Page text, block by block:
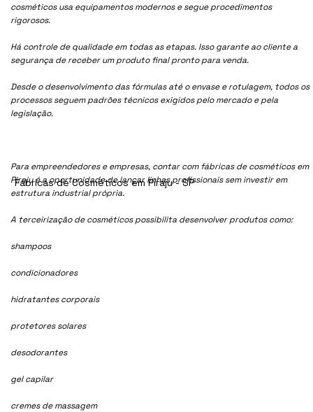
cosméticos usa equipamentos modernos e segue procedimentos
rigorosos.
Há controle de qualidade em todas as etapas. Isso garante ao cliente a
segurança de receber um produto final pronto para venda.
Desde o desenvolvimento das fórmulas até o envase e rotulagem, todos os
processos seguem padrões técnicos exigidos pelo mercado e pela
legislação.
Para empreendedores e empresas, contar com fábricas de cosméticos em
Piraju é a oportunidade de lançar linhas profissionais sem investir em
estrutura industrial própria.
A terceirização de cosméticos possibilita desenvolver produtos como:
shampoos
condicionadores
hidratantes corporais
protetores solares
desodorantes
gel capilar
cremes de massagem
Fábricas de Cosméticos em Piraju - SP